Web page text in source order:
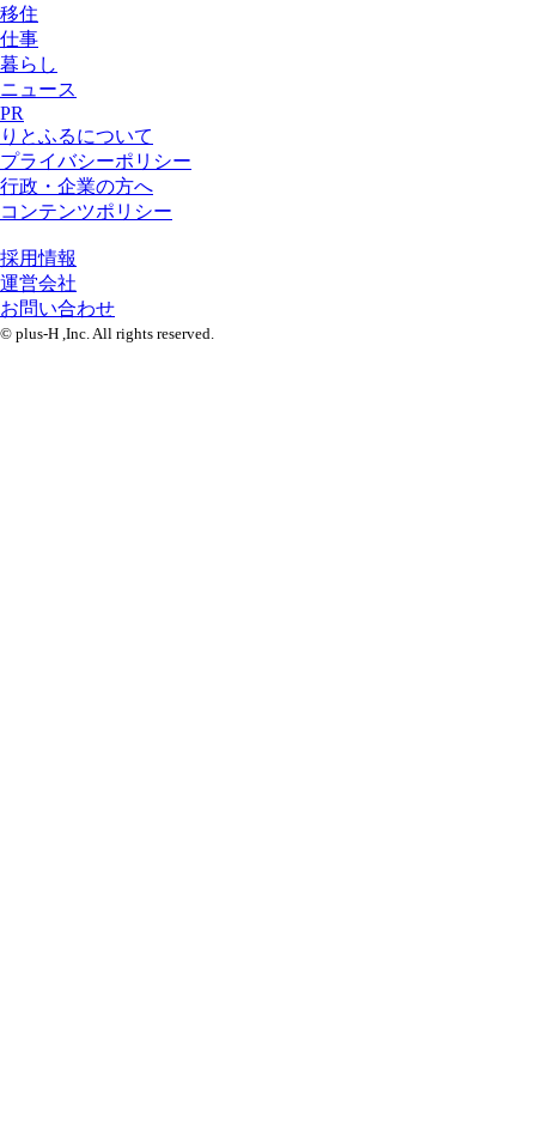
移住
仕事
暮らし
ニュース
PR
りとふるについて
プライバシーポリシー
行政・企業の方へ
コンテンツポリシー
採用情報
運営会社
お問い合わせ
© plus-H ,Inc. All rights reserved.